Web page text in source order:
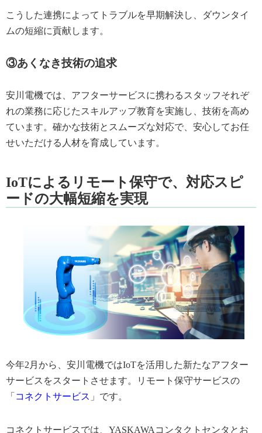
こうした連携によってトラブルを早期解決し、ダウンタイ
ムの短縮に貢献します。
③あくなき技術の追求
安川電機では、アフターサービスに携わるスタッフそれぞ
れの業務に応じたスキルアップ教育を実施し、技術を高め
ています。確かな技術とスムーズな対応で、安心してお任
せいただける人材を育成しています。
IoTによるリモート保守で、対応スピ
ードの大幅短縮を実現
今年2月から、安川電機ではIoTを活用した新たなアフター
サービスをスタートさせます。リモート保守サービスの
「 コネクトサービス 」です。
コネクトサービスでは、YASKAWAコンタクトセンタとお